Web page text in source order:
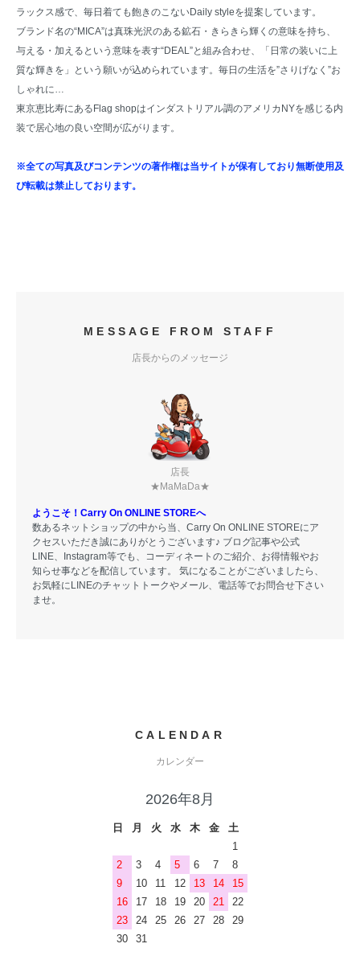
ラックス感で、毎日着ても飽きのこないDaily styleを提案しています。
ブランド名の“MICA”は真珠光沢のある鉱石・きらきら輝くの意味を持ち、
与える・加えるという意味を表す“DEAL”と組み合わせ、「日常の装いに上
質な輝きを」という願いが込められています。毎日の生活を”さりげなく”お
しゃれに…
東京恵比寿にあるFlag shopはインダストリアル調のアメリカNYを感じる内
装で居心地の良い空間が広がります。
※全ての写真及びコンテンツの著作権は当サイトが保有しており無断使用及
び転載は禁止しております。
MESSAGE FROM STAFF
店長からのメッセージ
店長
★MaMaDa★
ようこそ！Carry On ONLINE STOREへ
数あるネットショップの中から当、Carry On ONLINE STOREにア
クセスいただき誠にありがとうございます♪ ブログ記事や公式
LINE、Instagram等でも、コーディネートのご紹介、お得情報やお
知らせ事などを配信しています。 気になることがございましたら、
お気軽にLINEのチャットトークやメール、電話等でお問合せ下さい
ませ。
CALENDAR
カレンダー
2026年8月
日 月 火 水 木 金
土
1
2
3 4 5 6 7
8
9
10 11 12 13 14
15
16
17 18 19 20 21
22
23
24 25 26 27 28
29
30
31